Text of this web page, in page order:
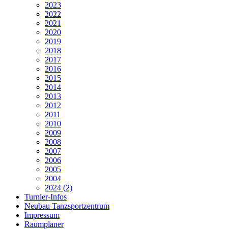
2023
2022
2021
2020
2019
2018
2017
2016
2015
2014
2013
2012
2011
2010
2009
2008
2007
2006
2005
2004
2024 (2)
Turnier-Infos
Neubau Tanzsportzentrum
Impressum
Raumplaner